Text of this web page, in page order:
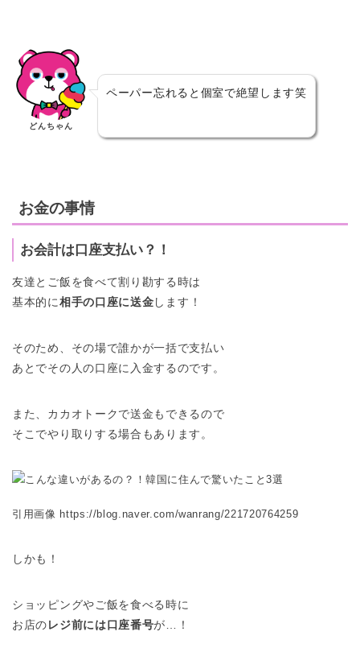
どんちゃん
ペーパー忘れると個室で絶望します笑
お金の事情
お会計は口座支払い？！
友達とご飯を食べて割り勘する時は
基本的に相手の口座に送金します！
そのため、その場で誰かが一括で支払い
あとでその人の口座に入金するのです。
また、カカオトークで送金もできるので
そこでやり取りする場合もあります。
引用画像 https://blog.naver.com/wanrang/221720764259
しかも！
ショッピングやご飯を食べる時に
お店のレジ前には口座番号が…！